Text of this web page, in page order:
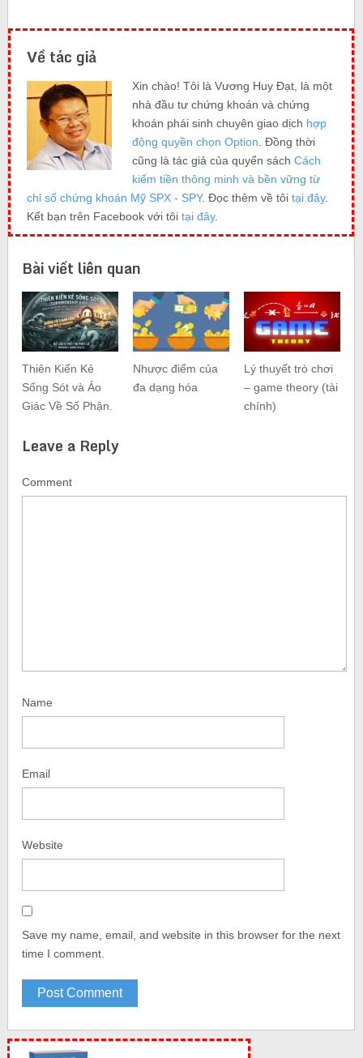
Về tác giả
Xin chào! Tôi là Vương Huy Đạt, là một
nhà đầu tư chứng khoán và chứng
khoán phái sinh chuyên giao dịch hợp
động quyền chọn Option . Đồng thời
cũng là tác giả của quyển sách Cách
kiếm tiền thông minh và bền vững từ
chỉ số chứng khoán Mỹ SPX - SPY. Đọc thêm về tôi tại đây.
Kết bạn trên Facebook với tôi tại đây.
Bài viết liên quan
Thiên Kiến Kẻ
Sống Sót và Ảo
Giác Về Số Phận.
Nhược điểm của
đa dạng hóa
Lý thuyết trò chơi
– game theory (tài
chính)
Leave a Reply
Comment
Name
Email
Website
Save my name, email, and website in this browser for the next
time I comment.